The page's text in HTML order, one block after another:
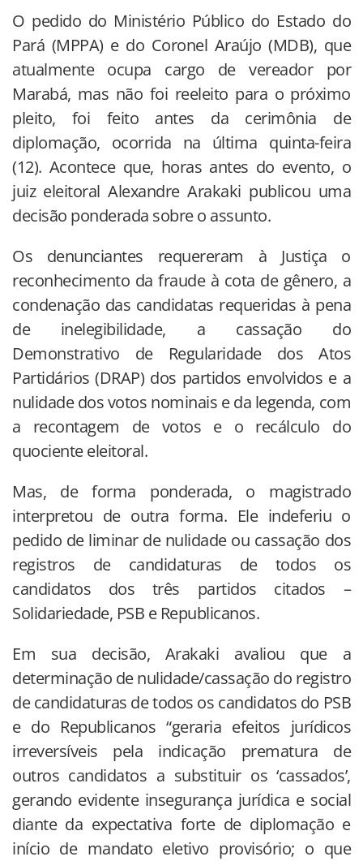
O pedido do Ministério Público do Estado do
Pará (MPPA) e do Coronel Araújo (MDB), que
atualmente ocupa cargo de vereador por
Marabá, mas não foi reeleito para o próximo
pleito, foi feito antes da cerimônia de
diplomação, ocorrida na última quinta-feira
(12). Acontece que, horas antes do evento, o
juiz eleitoral Alexandre Arakaki publicou uma
decisão ponderada sobre o assunto.
Os denunciantes requereram à Justiça o
reconhecimento da fraude à cota de gênero, a
condenação das candidatas requeridas à pena
de inelegibilidade, a cassação do
Demonstrativo de Regularidade dos Atos
Partidários (DRAP) dos partidos envolvidos e a
nulidade dos votos nominais e da legenda, com
a recontagem de votos e o recálculo do
quociente eleitoral.
Mas, de forma ponderada, o magistrado
interpretou de outra forma. Ele indeferiu o
pedido de liminar de nulidade ou cassação dos
registros de candidaturas de todos os
candidatos dos três partidos citados –
Solidariedade, PSB e Republicanos.
Em sua decisão, Arakaki avaliou que a
determinação de nulidade/cassação do registro
de candidaturas de todos os candidatos do PSB
e do Republicanos “geraria efeitos jurídicos
irreversíveis pela indicação prematura de
outros candidatos a substituir os ‘cassados’,
gerando evidente insegurança jurídica e social
diante da expectativa forte de diplomação e
início de mandato eletivo provisório; o que